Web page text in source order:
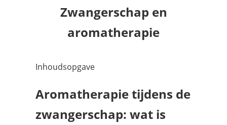
Zwangerschap en
aromatherapie
Inhoudsopgave
Aromatherapie tijdens de
zwangerschap: wat is